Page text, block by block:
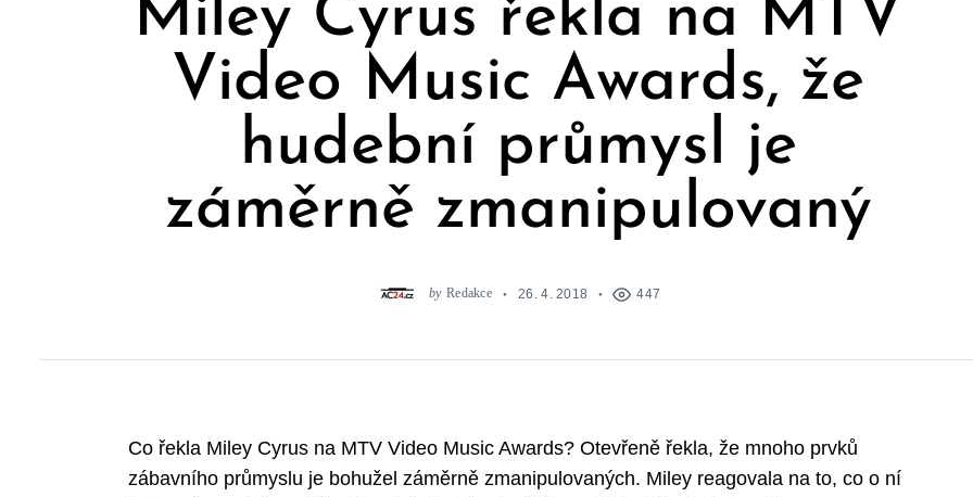
Miley Cyrus řekla na MTV
Video Music Awards, že
hudební průmysl je
záměrně zmanipulovaný
by Redakce 26. 4. 2018 447
Co řekla Miley Cyrus na MTV Video Music Awards? Otevřeně řekla, že mnoho prvků
zábavního průmyslu je bohužel záměrně zmanipulovaných. Miley reagovala na to, co o ní